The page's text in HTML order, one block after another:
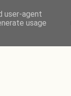
user-agent
usage